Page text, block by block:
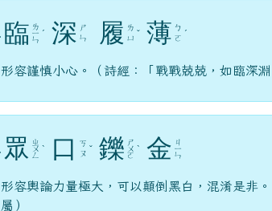
臨 ㄌ
ㄧ
ㄣ
ˊ 深 ㄕ
ㄣ
履 ㄌ
ㄩ ˇ 薄 ㄅ
ㄛ ˊ
形容謹慎小心。（詩經：「戰戰兢兢，如臨深淵
眾 ㄓ
ㄨ
ㄥ
ˋ 口
ㄎ
ㄡ ˇ 鑠 ㄕ
ㄨ
ㄛ
ˋ 金 ㄐ
ㄧ
ㄣ
形容輿論力量極大，可以顛倒黑白，混淆是非
屬）